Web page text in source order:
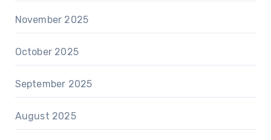
November 2025
October 2025
September 2025
August 2025